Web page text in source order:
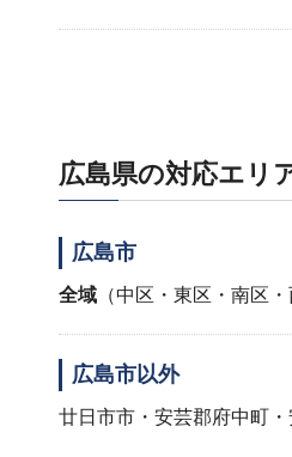
広島県の対応エリ
広島市
全域 （中区・東区・南区
広島市以外
廿日市市・安芸郡府中町